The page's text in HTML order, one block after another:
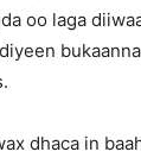
oo laga
dhaca in